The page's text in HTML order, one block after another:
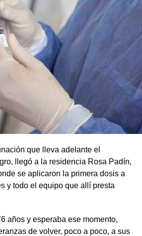
que lleva adelante el
llegó a la residencia Rosa Padín,
se aplicaron la primera dosis a
y todo el equipo que allí presta
años y esperaba ese momento,
de volver, poco a poco, a sus